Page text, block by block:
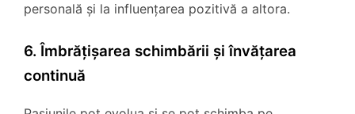
personală și la influențarea pozitivă a altora.
6. Îmbrățișarea schimbării și învățarea
continuă